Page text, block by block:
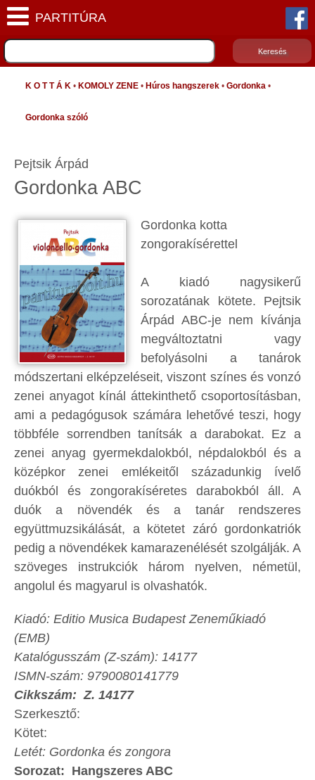
K O T T Á K • KOMOLY ZENE • Húros hangszerek • Gordonka •
Gordonka szóló
Pejtsik Árpád
Gordonka ABC
Gordonka kotta
zongorakísérettel
A kiadó nagysikerű
sorozatának kötete. Pejtsik
Árpád ABC-je nem kívánja
megváltoztatni vagy
befolyásolni a tanárok
módszertani elképzeléseit, viszont színes és vonzó
zenei anyagot kínál áttekinthető csoportosításban,
ami a pedagógusok számára lehetővé teszi, hogy
többféle sorrendben tanítsák a darabokat. Ez a
zenei anyag gyermekdalokból, népdalokból és a
középkor zenei emlékeitől századunkig ívelő
duókból és zongorakíséretes darabokból áll. A
duók a növendék és a tanár rendszeres
együttmuzsikálását, a kötetet záró gordonkatriók
pedig a növendékek kamarazenélését szolgálják. A
szöveges instrukciók három nyelven, németül,
angolul és magyarul is olvashatók.
Kiadó: Editio Musica Budapest Zeneműkiadó
(EMB)
Katalógusszám (Z-szám): 14177
ISMN-szám: 9790080141779
Cikkszám: Z. 14177
Szerkesztő:
Kötet:
Letét: Gordonka és zongora
Sorozat: Hangszeres ABC